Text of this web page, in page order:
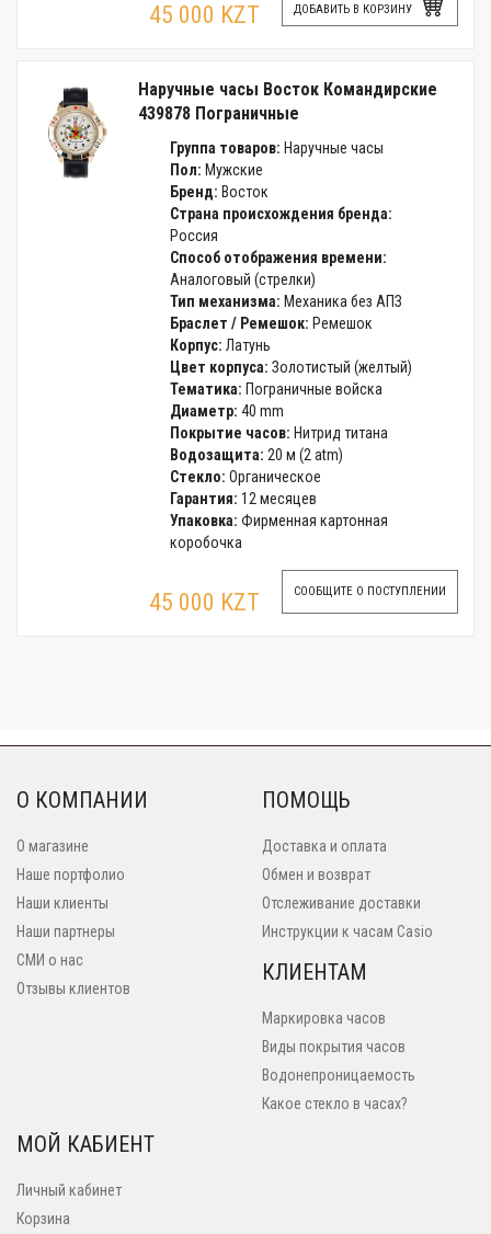
45 000 KZT ДОБАВИТЬ В КОРЗИНУ
Наручные часы Восток Командирские
439878 Пограничные
Группа товаров: Наручные часы
Пол: Мужские
Бренд: Восток
Страна происхождения бренда:
Россия
Способ отображения времени:
Аналоговый (стрелки)
Тип механизма: Механика без АПЗ
Браслет / Ремешок: Ремешок
Корпус: Латунь
Цвет корпуса: Золотистый (желтый)
Тематика: Пограничные войска
Диаметр: 40 mm
Покрытие часов: Нитрид титана
Водозащита: 20 м (2 atm)
Стекло: Органическое
Гарантия: 12 месяцев
Упаковка: Фирменная картонная
коробочка
45 000 KZT СООБЩИТЕ О ПОСТУПЛЕНИИ
О КОМПАНИИ
О магазине
Наше портфолио
Наши клиенты
Наши партнеры
СМИ о нас
Отзывы клиентов
ПОМОЩЬ
Доставка и оплата
Обмен и возврат
Отслеживание доставки
Инструкции к часам Casio
КЛИЕНТАМ
Маркировка часов
Виды покрытия часов
Водонепроницаемость
Какое стекло в часах?
МОЙ КАБИЕНТ
Личный кабинет
Корзина